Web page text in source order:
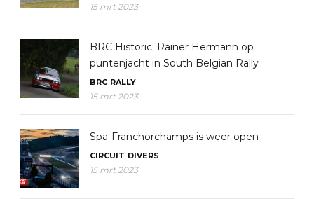
15 mrt 2023
BRC Historic: Rainer Hermann op
puntenjacht in South Belgian Rally
BRC RALLY
15 mrt 2023
Spa-Franchorchamps is weer open
CIRCUIT DIVERS
15 mrt 2023